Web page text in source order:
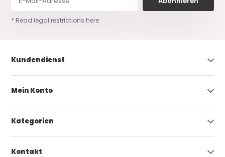
* Read legal restrictions here
Kundendienst
Mein Konto
Kategorien
Kontakt